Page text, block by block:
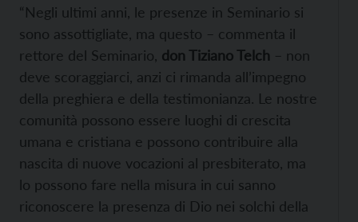
“Negli ultimi anni, le presenze in Seminario si
sono assottigliate, ma questo – commenta il
rettore del Seminario, don Tiziano Telch – non
deve scoraggiarci, anzi ci rimanda all’impegno
della preghiera e della testimonianza. Le nostre
comunità possono essere luoghi di crescita
umana e cristiana e possono contribuire alla
nascita di nuove vocazioni al presbiterato, ma
lo possono fare nella misura in cui sanno
riconoscere la presenza di Dio nei solchi della